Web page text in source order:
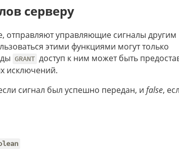
серверу
отправляют управляющие сигналы другим
этими функциями могут только
GRANT доступ к ним может быть
исключений.
сигнал был успешно передан, и false,